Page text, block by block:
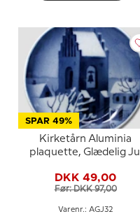
SPAR 49%
Kirketårn Aluminia
plaquette, Glædelig Jul
DKK 49,00
Før: DKK 97,00
Varenr.: AGJ32